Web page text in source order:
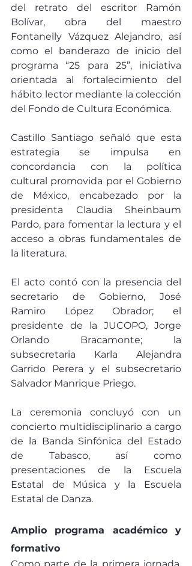
del retrato del escritor Ramón
Bolívar, obra del maestro
Fontanelly Vázquez Alejandro, así
como el banderazo de inicio del
programa “25 para 25”, iniciativa
orientada al fortalecimiento del
hábito lector mediante la colección
del Fondo de Cultura Económica.
Castillo Santiago señaló que esta
estrategia se impulsa en
concordancia con la política
cultural promovida por el Gobierno
de México, encabezado por la
presidenta Claudia Sheinbaum
Pardo, para fomentar la lectura y el
acceso a obras fundamentales de
la literatura.
El acto contó con la presencia del
secretario de Gobierno, José
Ramiro López Obrador; el
presidente de la JUCOPO, Jorge
Orlando Bracamonte; la
subsecretaria Karla Alejandra
Garrido Perera y el subsecretario
Salvador Manrique Priego.
La ceremonia concluyó con un
concierto multidisciplinario a cargo
de la Banda Sinfónica del Estado
de Tabasco, así como
presentaciones de la Escuela
Estatal de Música y la Escuela
Estatal de Danza.
Amplio programa académico y
formativo